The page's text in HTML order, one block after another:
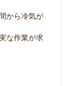
から冷気が
な作業が求